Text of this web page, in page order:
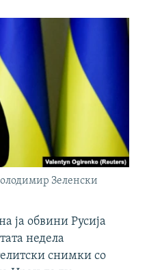
Зеленски
ја обвини Русија
недела
снимки со